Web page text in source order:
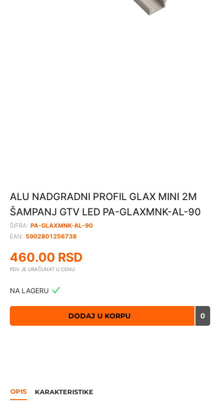
ALU NADGRADNI PROFIL GLAX MINI 2M
ŠAMPANJ GTV LED PA-GLAXMNK-AL-90
ŠIFRA: PA-GLAXMNK-AL-90
EAN: 5902801256738
460.00 RSD
PDV JE URAČUNAT U CENU
NA LAGERU
DODAJ U KORPU 0
OPIS KARAKTERISTIKE